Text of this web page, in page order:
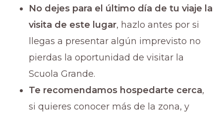
No dejes para el último día de tu viaje la
visita de este lugar, hazlo antes por si
llegas a presentar algún imprevisto no
pierdas la oportunidad de visitar la
Scuola Grande.
Te recomendamos hospedarte cerca,
si quieres conocer más de la zona, y